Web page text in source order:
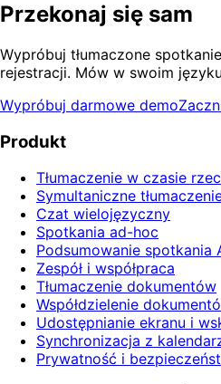
Przekonaj się sam
Wypróbuj tłumaczone
rejestracji. Mów w swoim
Wypróbuj darmowe demo
Produkt
Tłumaczenie w czasie
Symultaniczne
Czat wielojęzyczny
Spotkania ad-hoc
Podsumowanie spotkania
Zespół i współpraca
Tłumaczenie dokumentów
Współdzielenie
Udostępnianie ekranu i
Synchronizacja z
Prywatność i